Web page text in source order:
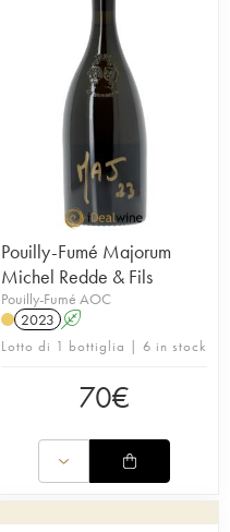
Pouilly-Fumé Majorum
Michel Redde & Fils
Pouilly-Fumé AOC
2023 A
Lotto di 1 bottiglia | 6 in stock
70€